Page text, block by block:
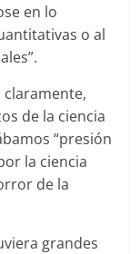
en lo
o al
claramente,
de la ciencia
“presión
la ciencia
de la
grandes